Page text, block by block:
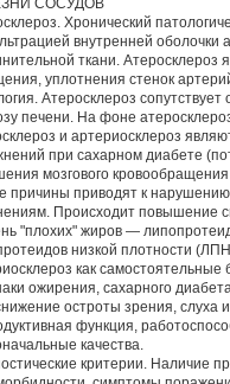
СОСУДОВ
Хронический
внутренней оболочки
ткани. Атеросклероз
уплотнения стенок
Атеросклероз
печени. На фоне
и артериосклероз
при сахарном диабете
мозгового
причины приводят к
Происходит повышение
"плохих" жиров —
низкой плотности
как
ожирения, сахарного
остроты зрения, слуха
функция,
качества.
критерии. Наличие